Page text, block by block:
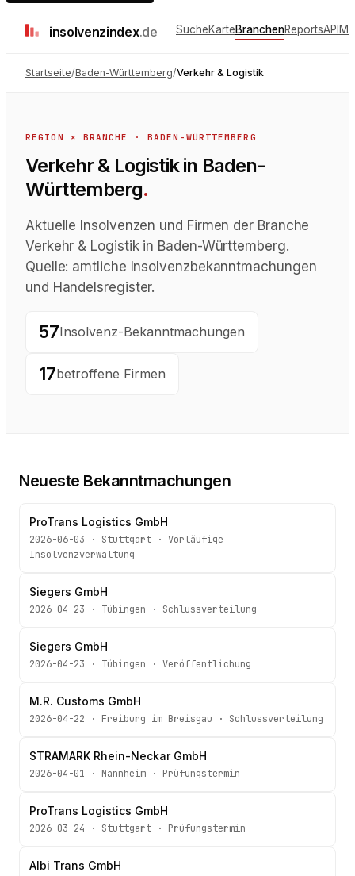
insolvenzindex.de SucheKarteBranchenReportsAPI
Startseite/Baden-Württemberg/Verkehr & Logistik
REGION × BRANCHE · BADEN-WÜRTTEMBERG
Verkehr & Logistik in Baden-
Württemberg.
Aktuelle Insolvenzen und Firmen der Branche
Verkehr & Logistik in Baden-Württemberg.
Quelle: amtliche Insolvenzbekanntmachungen
und Handelsregister.
57Insolvenz-Bekanntmachungen
17betroffene Firmen
Neueste Bekanntmachungen
ProTrans Logistics GmbH
2026-06-03 · Stuttgart · Vorläufige
Insolvenzverwaltung
Siegers GmbH
2026-04-23 · Tübingen · Schlussverteilung
Siegers GmbH
2026-04-23 · Tübingen · Veröffentlichung
M.R. Customs GmbH
2026-04-22 · Freiburg im Breisgau · Schlussverteilung
STRAMARK Rhein-Neckar GmbH
2026-04-01 · Mannheim · Prüfungstermin
ProTrans Logistics GmbH
2026-03-24 · Stuttgart · Prüfungstermin
Albi Trans GmbH